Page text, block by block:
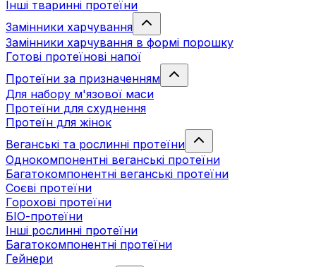
Інші тваринні протеїни
Замінники харчування
Замінники харчування в формі порошку
Готові протеїнові напої
Протеїни за призначенням
Для набору м'язової маси
Протеїни для схуднення
Протеїн для жінок
Веганські та рослинні протеїни
Однокомпонентні веганські протеїни
Багатокомпонентні веганські протеїни
Cоєві протеїни
Горохові протеїни
БІО-протеїни
Інші рослинні протеїни
Багатокомпонентні протеїни
Гейнери